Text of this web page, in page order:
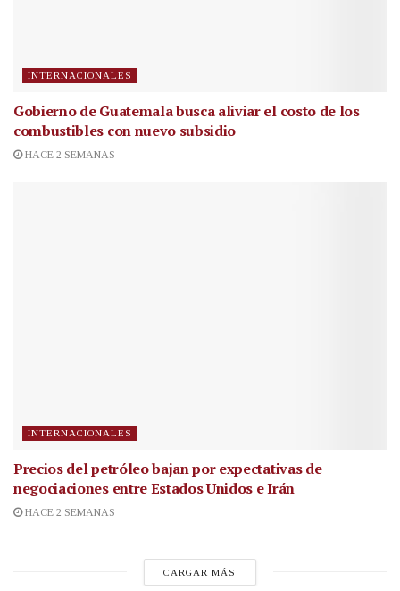
INTERNACIONALES
Gobierno de Guatemala busca aliviar el costo de los
combustibles con nuevo subsidio
HACE 2 SEMANAS
INTERNACIONALES
Precios del petróleo bajan por expectativas de
negociaciones entre Estados Unidos e Irán
HACE 2 SEMANAS
CARGAR MÁS